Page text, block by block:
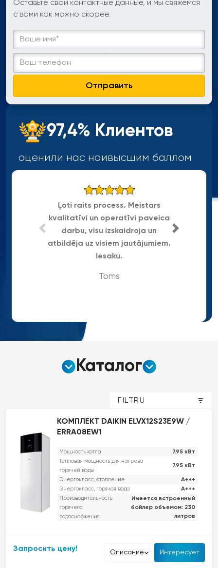
Оставьте свои контактные данные, и мы свяжемся
с вами как можно скорее.
Отправить
97,4% Клиентов
оценили нас наивысшим баллом
Ļoti raits process. Meistars
kvalitatīvi un operatīvi paveica
darbu, visu izskaidroja un
atbildēja uz visiem jautājumiem.
Iesaku.
Toms
Каталог
FILTRU
КОМПЛЕКТ DAIKIN ELVX12S23E9W /
ERRA08EW1
Мощность котла 7.95 кВт
Тепловая мощность для нагрева
горячей воды
7.95 кВт
Энергокласс, отопление A+++
Энергокласс, горячая вода A+++
Производительность
горячего
водоснабжения
Имеется встроенный
бойлер объемом: 230
литров
идеально подходит для энергоэффективных домов.
Запросить цену! Описание Интересует